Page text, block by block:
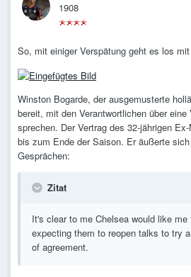
1908
So, mit einiger Verspätung geht es los
Winston Bogarde, der ausgemusterte
bereit, mit den Verantwortlichen über
sprechen. Der Vertrag des 32-jährigen
bis zum Ende der Saison. Er äußerte
Gesprächen:
Zitat
It's clear to me Chelsea would like
expecting them to reopen talks to try
of agreement.